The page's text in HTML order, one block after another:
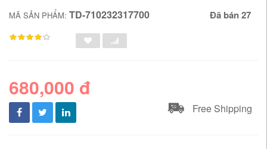
MÃ SẢN PHẨM: TD-710232317700 Đã bán 27
680,000 đ
Free Shipping